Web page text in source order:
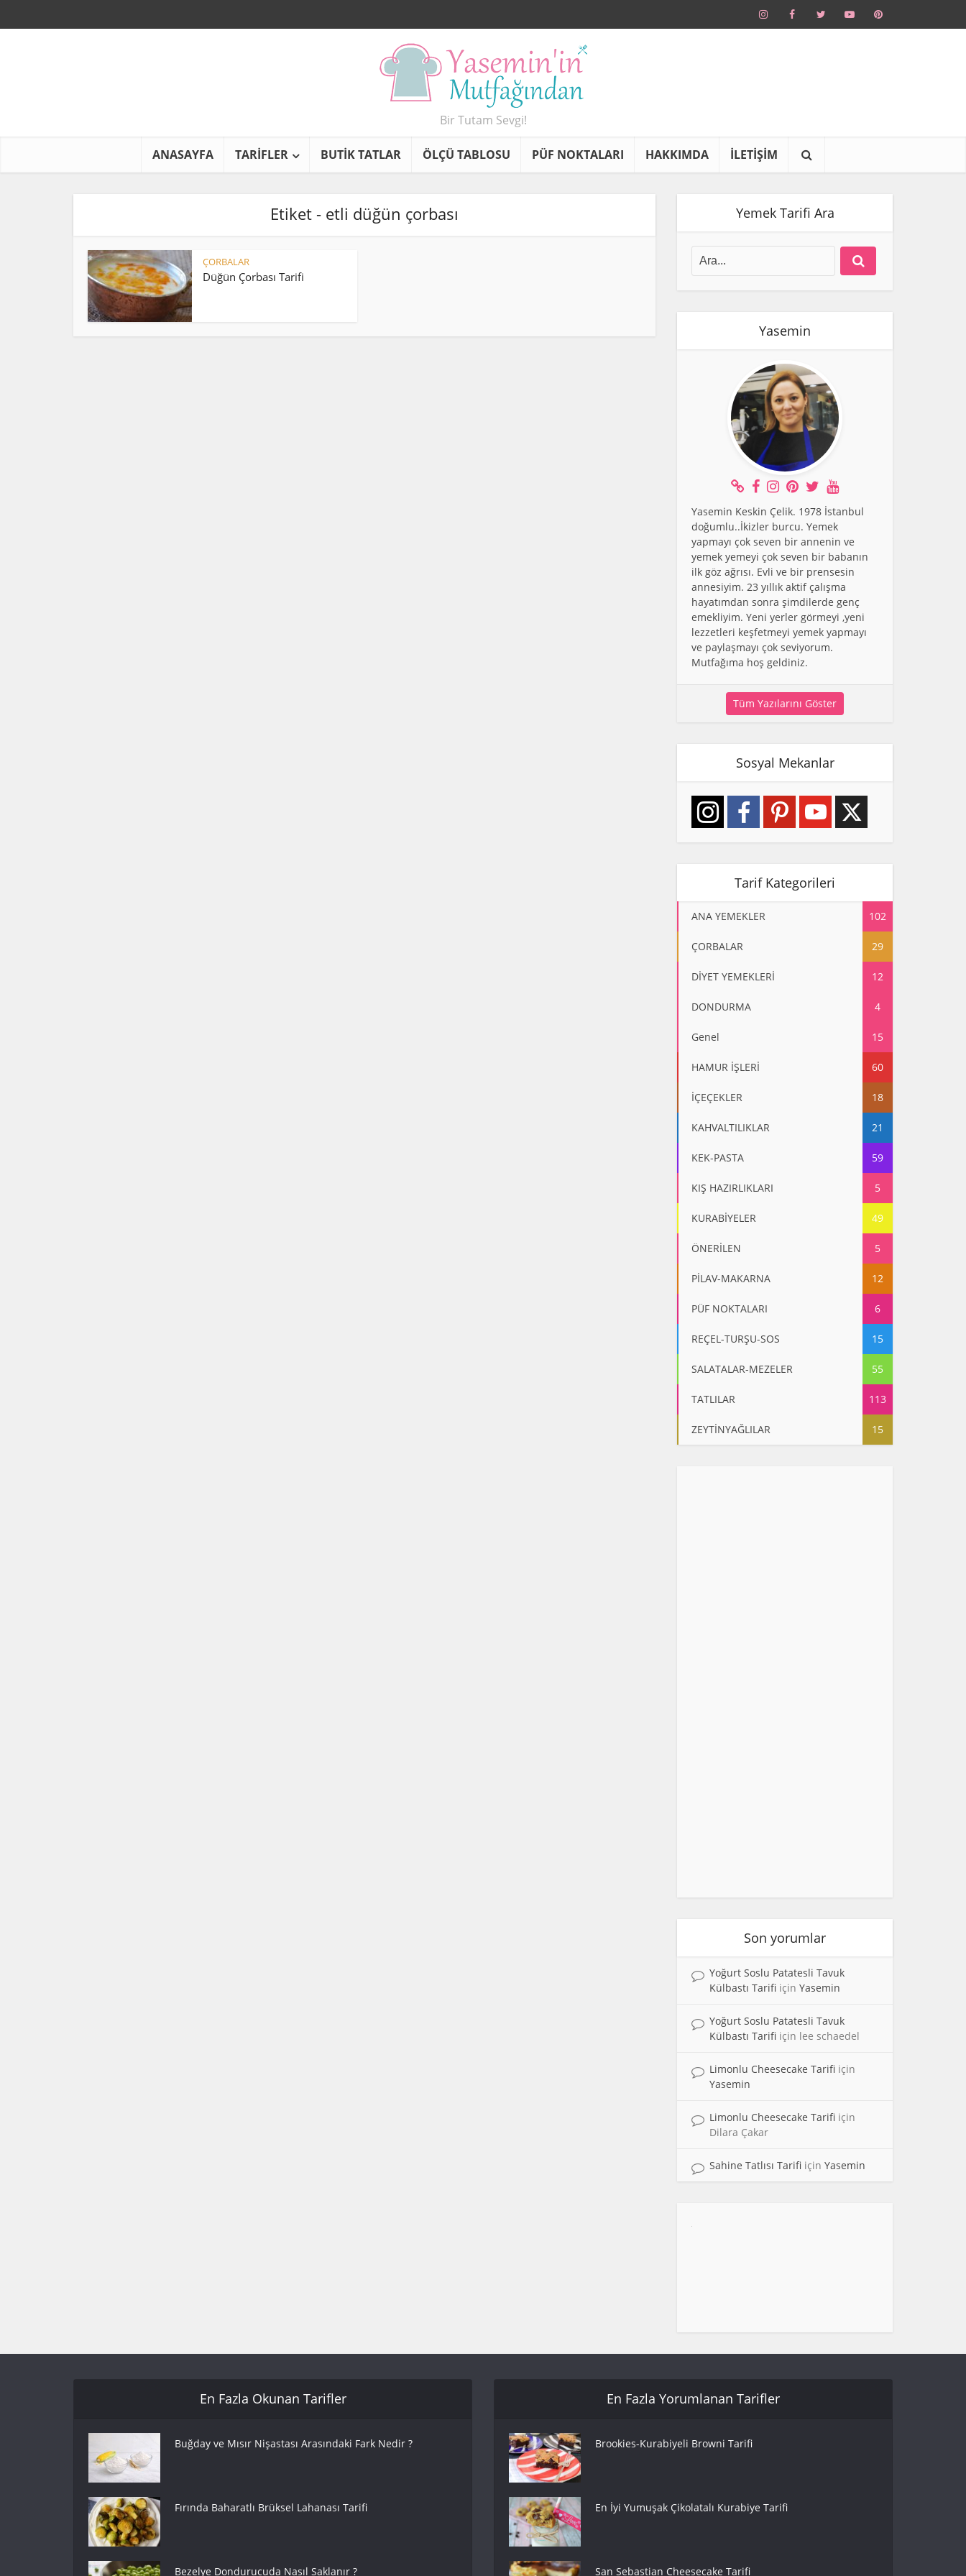
Bir Tutam Sevgi!
ANASAYFA TARİFLER BUTİK TATLAR ÖLÇÜ TABLOSU PÜF NOKTALARI HAKKIMDA İLETİŞİM
Etiket - etli düğün çorbası
ÇORBALAR
Düğün Çorbası Tarifi
Yemek Tarifi Ara
Yasemin
Yasemin Keskin Çelik. 1978 İstanbul
doğumlu..İkizler burcu. Yemek
yapmayı çok seven bir annenin ve
yemek yemeyi çok seven bir babanın
ilk göz ağrısı. Evli ve bir prensesin
annesiyim. 23 yıllık aktif çalışma
hayatımdan sonra şimdilerde genç
emekliyim. Yeni yerler görmeyi ,yeni
lezzetleri keşfetmeyi yemek yapmayı
ve paylaşmayı çok seviyorum.
Mutfağıma hoş geldiniz.
Tüm Yazılarını Göster
Sosyal Mekanlar
Tarif Kategorileri
ANA YEMEKLER 102
ÇORBALAR 29
DİYET YEMEKLERİ 12
DONDURMA 4
Genel 15
HAMUR İŞLERİ 60
İÇEÇEKLER 18
KAHVALTILIKLAR 21
KEK-PASTA 59
KIŞ HAZIRLIKLARI 5
KURABİYELER 49
ÖNERİLEN 5
PİLAV-MAKARNA 12
PÜF NOKTALARI 6
REÇEL-TURŞU-SOS 15
SALATALAR-MEZELER 55
TATLILAR 113
ZEYTİNYAĞLILAR 15
Son yorumlar
Yoğurt Soslu Patatesli Tavuk
Külbastı Tarifi için Yasemin
Yoğurt Soslu Patatesli Tavuk
Külbastı Tarifi için lee schaedel
Limonlu Cheesecake Tarifi için
Yasemin
Limonlu Cheesecake Tarifi için
Dilara Çakar
Sahine Tatlısı Tarifi için Yasemin
En Fazla Okunan Tarifler
Buğday ve Mısır Nişastası Arasındaki Fark Nedir ?
Fırında Baharatlı Brüksel Lahanası Tarifi
Bezelye Dondurucuda Nasıl Saklanır ?
En Fazla Yorumlanan Tarifler
Brookies-Kurabiyeli Browni Tarifi
En İyi Yumuşak Çikolatalı Kurabiye Tarifi
San Sebastian Cheesecake Tarifi